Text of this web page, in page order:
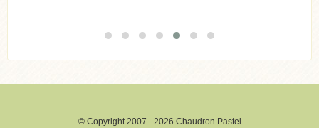
© Copyright 2007 - 2026 Chaudron Pastel